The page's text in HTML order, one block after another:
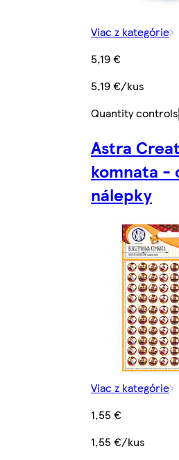
Viac z kategórie
5,19 €
5,19 €/kus
Quantity controls
Astra
komnata -
nálepky
Viac z kategórie
1,55 €
1,55 €/kus